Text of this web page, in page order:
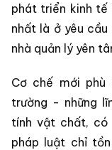
phát triển kinh
nhất là ở yêu
nhà quản lý yên
Cơ chế mới
trường - những
tính vật chất, có
pháp luật chỉ